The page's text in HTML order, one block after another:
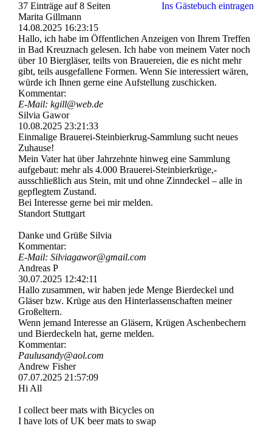
37 Einträge auf 8 Seiten
Ins Gästebuch eintragen
Marita Gillmann
14.08.2025 16:23:15
Hallo, ich habe im Öffentlichen Anzeigen von Ihrem Treffen
in Bad Kreuznach gelesen. Ich habe von meinem Vater noch
über 10 Biergläser, teilts von Brauereien, die es nicht mehr
gibt, teils ausgefallene Formen. Wenn Sie interessiert wären,
würde ich Ihnen gerne eine Aufstellung zuschicken.
Kommentar:
E-Mail: kgill@web.de
Silvia Gawor
10.08.2025 23:21:33
Einmalige Brauerei-­Steinbierkrug-­Sammlung sucht neues
Zuhause!
Mein Vater hat über Jahrzehnte hinweg eine Sammlung
aufgebaut: mehr als 4.000 Brauerei-­Steinbierkrü­ge,­
ausschließlich aus Stein, mit und ohne Zinndeckel – alle in
gepflegtem Zustand.
Bei Interesse gerne bei mir melden.
Standort Stuttgart
Danke und Grüße Silvia
Kommentar:
E-Mail: Silviagawor@gmail.com
Andreas P
30.07.2025 12:42:11
Hallo zusammen, wir haben jede Menge Bierdeckel und
Gläser bzw. Krüge aus den Hinterlassenschaften meiner
Großeltern.
Wenn jemand Interesse an Gläsern, Krügen Aschenbechern
und Bierdeckeln hat, gerne melden.
Kommentar:
Paulusandy@aol.com
Andrew Fisher
07.07.2025 21:57:09
Hi All
I collect beer mats with Bicycles on
I have lots of UK beer mats to swap